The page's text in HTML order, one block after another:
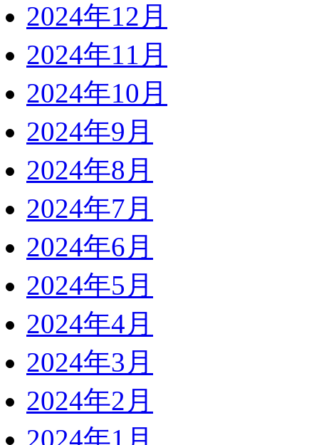
2024年12月
2024年11月
2024年10月
2024年9月
2024年8月
2024年7月
2024年6月
2024年5月
2024年4月
2024年3月
2024年2月